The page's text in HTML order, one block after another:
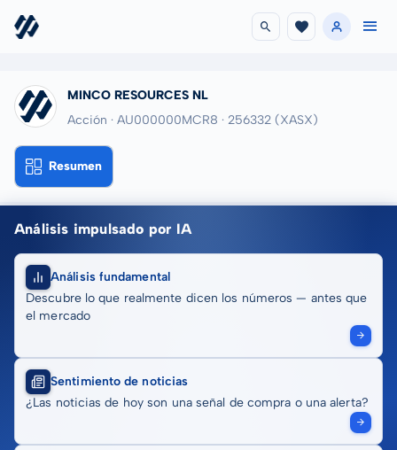
MINCO RESOURCES NL
Acción · AU000000MCR8 · 256332 (XASX)
Resumen
Análisis impulsado por IA
Análisis fundamental
Descubre lo que realmente dicen los números — antes que
el mercado
Sentimiento de noticias
¿Las noticias de hoy son una señal de compra o una alerta?